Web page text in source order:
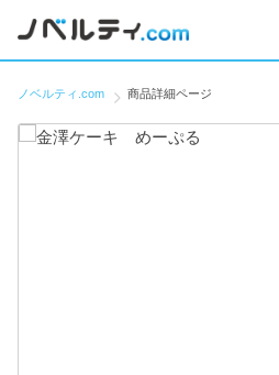
ノベルティ.com 商品詳細ページ